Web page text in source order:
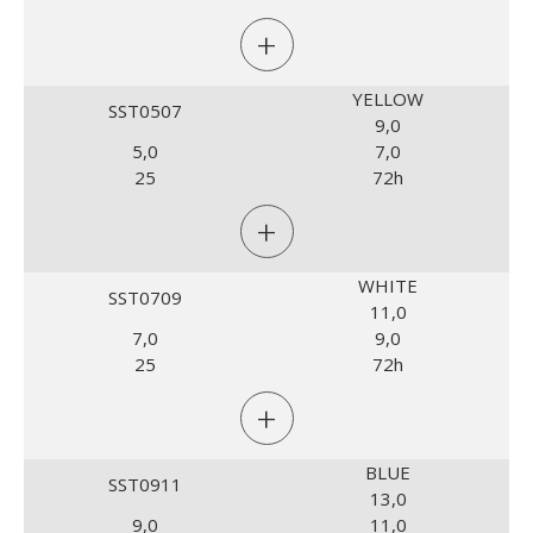
+
SST0507
YELLOW
9,0
5,0
7,0
25
72h
+
SST0709
WHITE
11,0
7,0
9,0
25
72h
+
SST0911
BLUE
13,0
9,0
11,0